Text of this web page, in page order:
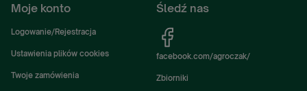
Moje konto
Logowanie/Rejestracja
Ustawienia plików cookies
Twoje zamówienia
Śledź nas
facebook.com/agroczak/
Zbiorniki